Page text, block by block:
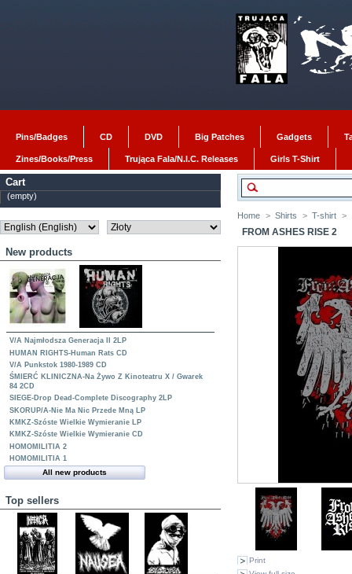
Pins/Badges CD DVD Big Patches Gadgets
Zines/Books/Press Trująca Fala/N.I.C. Releases Girls T-Shirt
Cart
(empty)
New products
V/A Najmłodsza Generacja II 2LP
HUMAN RIGHTS-Human Rats CD
V/A Punkstok 1980-1989 CD
ŚMIERĆ KLINICZNA-Na Żywo Z Kinoteatru X / Gwarek
84 2CD
SIEGE-Drop Dead-Complete Discography 2LP
SKORUP/A-Nie Ma Nic Przede Mną LP
KMKZ-Szóste Wielkie Wymieranie LP
KMKZ-Szóste Wielkie Wymieranie CD
HOMOMILITIA 2
HOMOMILITIA 1
All new products
Top sellers
Home > Shirts > T-shirt >
FROM ASHES RISE 2
Print